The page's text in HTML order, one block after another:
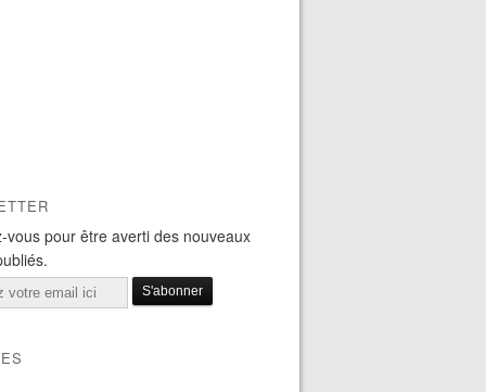
vous pour être averti des nouveaux